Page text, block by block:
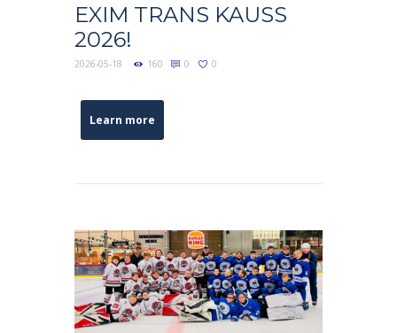
EXIM TRANS KAUSS
2026!
2026-05-18 160 0 0
Learn more